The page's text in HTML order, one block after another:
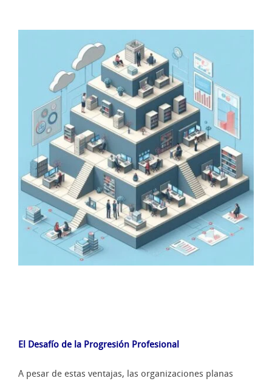
El Desafío de la Progresión Profesional
A pesar de estas ventajas, las organizaciones planas